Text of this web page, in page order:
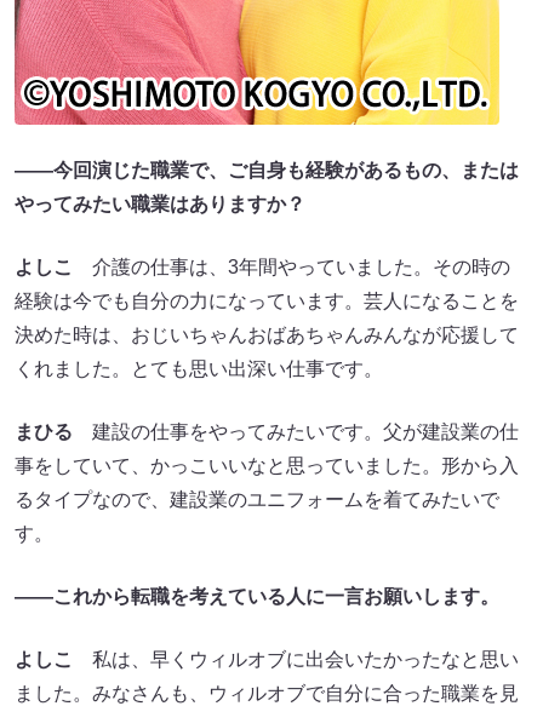
――今回演じた職業で、ご自身も経験があるもの、または
やってみたい職業はありますか？
よしこ
介護の仕事は、3年間やっていました。その時の
経験は今でも自分の力になっています。芸人になることを
決めた時は、おじいちゃんおばあちゃんみんなが応援して
くれました。とても思い出深い仕事です。
まひる 建設の仕事をやってみたいです。父が建設業の仕
事をしていて、かっこいいなと思っていました。形から入
るタイプなので、建設業のユニフォームを着てみたいで
す。
――これから転職を考えている人に一言お願いします。
よしこ
私は、早くウィルオブに出会いたかったなと思い
ました。みなさんも、ウィルオブで自分に合った職業を見